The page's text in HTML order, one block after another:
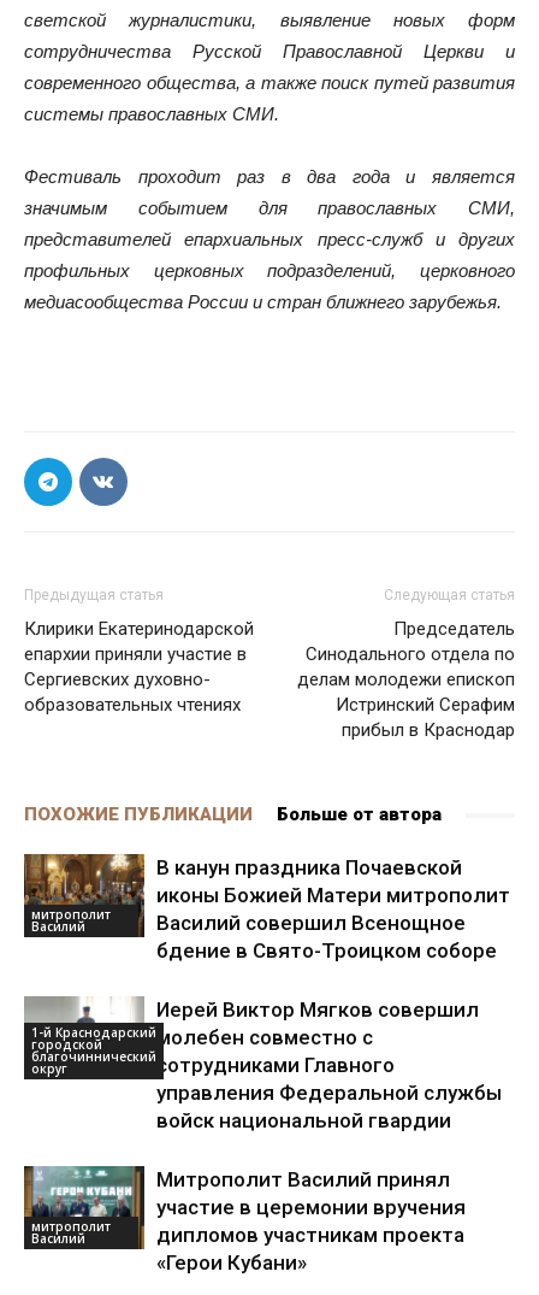
светской журналистики, выявление новых форм
сотрудничества Русской Православной Церкви и
современного общества, а также поиск путей развития
системы православных СМИ.
Фестиваль проходит раз в два года и является
значимым событием для православных СМИ,
представителей епархиальных пресс-служб и других
профильных церковных подразделений, церковного
медиасообщества России и стран ближнего зарубежья.
Предыдущая статья
Клирики Екатеринодарской
епархии приняли участие в
Сергиевских духовно-
образовательных чтениях
Следующая статья
Председатель
Синодального отдела по
делам молодежи епископ
Истринский Серафим
прибыл в Краснодар
ПОХОЖИЕ ПУБЛИКАЦИИ Больше от автора
митрополит
Василий
В канун праздника Почаевской
иконы Божией Матери митрополит
Василий совершил Всенощное
бдение в Свято-Троицком соборе
1-й Краснодарский
городской
благочиннический
округ
Иерей Виктор Мягков совершил
молебен совместно с
сотрудниками Главного
управления Федеральной службы
войск национальной гвардии
митрополит
Василий
Митрополит Василий принял
участие в церемонии вручения
дипломов участникам проекта
«Герои Кубани»